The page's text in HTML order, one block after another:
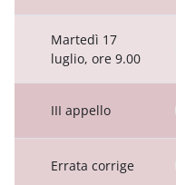
Martedì 17
luglio, ore 9.00
III appello
Errata corrige